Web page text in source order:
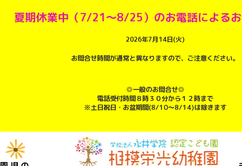
夏期休業中（7/21～8/25）のお電話による
2026年7月14日(火)
お問合せ時間が通常と異なりますので、ご注意ください。
◎一般のお問合せ◎
電話受付時間８時３０分から１２時まで
※土日祝日・お盆期間(8/10～8/14)は除きます